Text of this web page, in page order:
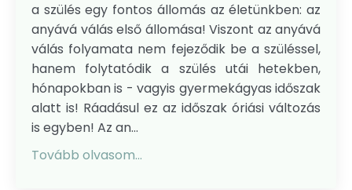
a szülés egy fontos állomás az életünkben: az
anyává válás első állomása! Viszont az anyává
válás folyamata nem fejeződik be a szüléssel,
hanem folytatódik a szülés utái hetekben,
hónapokban is - vagyis gyermekágyas időszak
alatt is! Ráadásul ez az időszak óriási változás
is egyben! Az an...
Tovább olvasom...